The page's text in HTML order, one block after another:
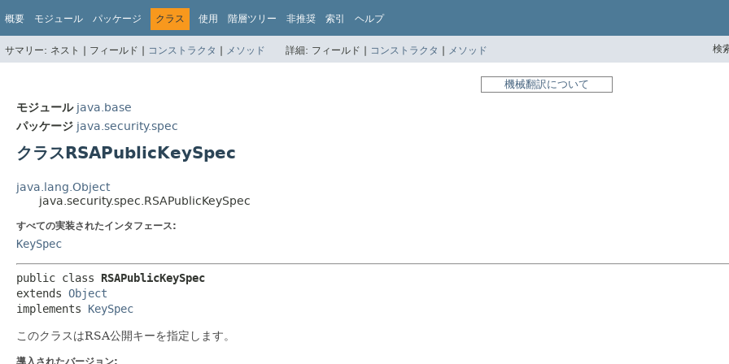
概要 モジュール パッケージ クラス 使用 階層ツリー 非推奨 索引 ヘルプ
サマリー: ネスト | フィールド | コンストラクタ | メソッド 詳細: フィールド | コンストラクタ | メソッド 検
機械翻訳について
モジュール java.base
パッケージ java.security.spec
クラスRSAPublicKeySpec
java.lang.Object
java.security.spec.RSAPublicKeySpec
すべての実装されたインタフェース:
KeySpec
public class RSAPublicKeySpec
extends Object
implements KeySpec
このクラスはRSA公開キーを指定します。
導入されたバージョン: